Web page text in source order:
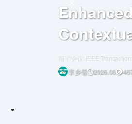
Instance
期刊/会议: IEEE
李乡儒 2026.08